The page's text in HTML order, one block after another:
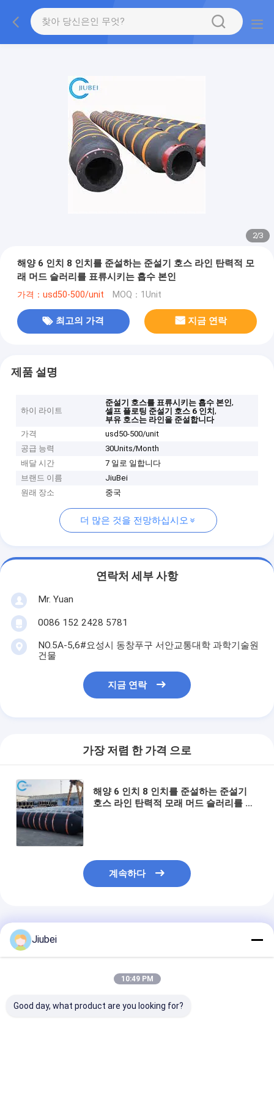
2/3
해양 6 인치 8 인치를 준설하는 준설기 호스 라인 탄력적 모
래 머드 슬러리를 표류시키는 흡수 본인
가격：usd50-500/unit MOQ：1Unit
최고의 가격 지금 연락
제품 설명
하이 라이트
준설기 호스를 표류시키는 흡수 본인,
셀프 플로팅 준설기 호스 6 인치,
부유 호스는 라인을 준설합니다
가격
usd50-500/unit
공급 능력
30Units/Month
배달 시간
7 일로 일합니다
브랜드 이름
JiuBei
원래 장소
중국
더 많은 것을 전망하십시오
연락처 세부 사항
Mr. Yuan
0086 152 2428 5781
NO.5A-5,6#요성시 동창푸구 서안교통대학 과학기술원
건물
지금 연락
가장 저렴 한 가격 으로
해양 6 인치 8 인치를 준설하는 준설기
호스 라인 탄력적 모래 머드 슬러리를 표
계속하다
추천된 제품
Jiubei
10:49 PM
Good day, what product are you looking for?